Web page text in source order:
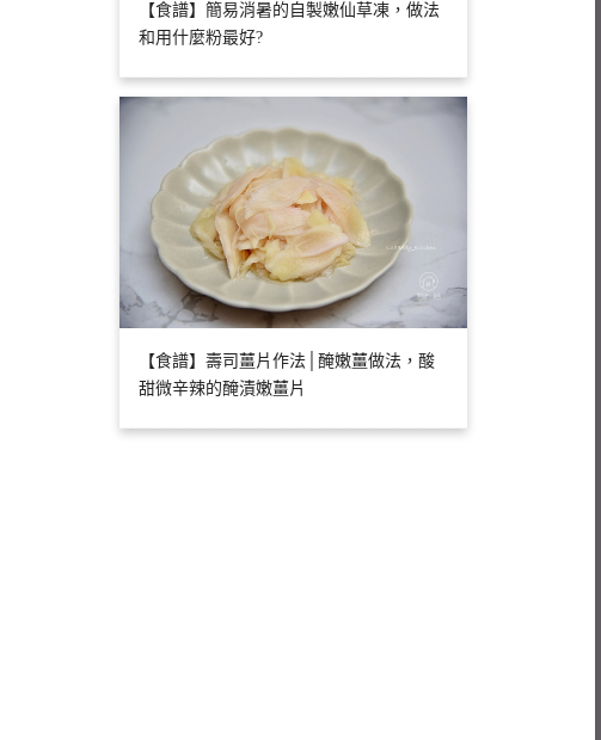
【食譜】簡易消暑的自製嫩仙草凍，做法
和用什麼粉最好?
【食譜】壽司薑片作法│醃嫩薑做法，酸
甜微辛辣的醃漬嫩薑片